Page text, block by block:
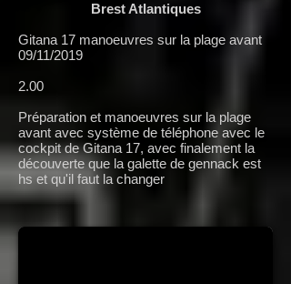
Brest Atlantiques
Gitana 17 manoeuvres sur la plage avant
09/11/2019
2.00
Préparation et manoeuvres sur la plage
avant avec système de téléphone avec le
cockpit de Gitana 17, avec finalement la
découverte que la galette de gennack est
hs et qu'il faut la changer